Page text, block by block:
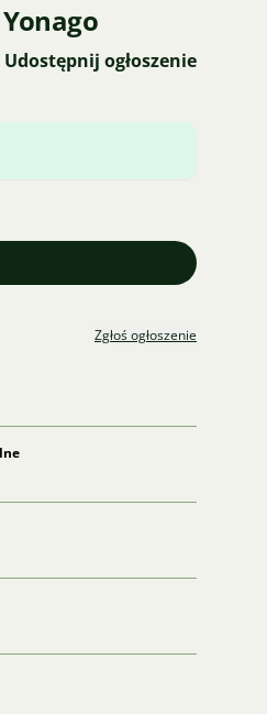
Udostępnij ogłoszenie
Zgłoś ogłoszenie